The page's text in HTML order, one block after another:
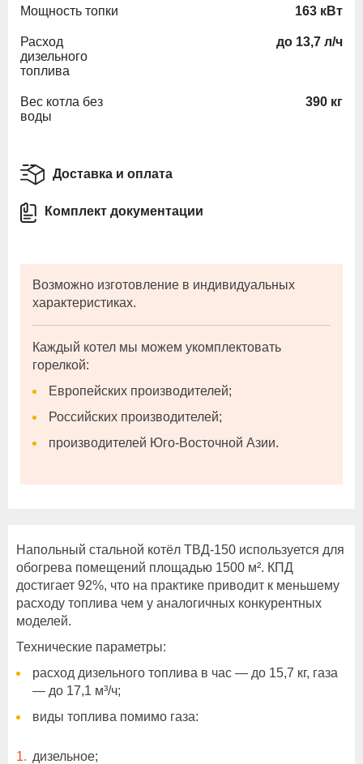
Мощность топки 163 кВт
Расход
дизельного
топлива
до 13,7 л/ч
Вес котла без
воды
390 кг
Доставка и оплата
Комплект документации
Возможно изготовление в индивидуальных
характеристиках.
Каждый котел мы можем укомплектовать
горелкой:
Европейских производителей;
Российских производителей;
производителей Юго-Восточной Азии.
Напольный стальной котёл ТВД-150 используется для
обогрева помещений площадью 1500 м². КПД
достигает 92%, что на практике приводит к меньшему
расходу топлива чем у аналогичных конкурентных
моделей.
Технические параметры:
расход дизельного топлива в час — до 15,7 кг, газа
— до 17,1 м³/ч;
виды топлива помимо газа:
дизельное;